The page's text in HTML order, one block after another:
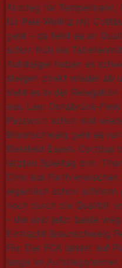
Abstieg für Tempelmann,
für Pele Wollitz mit
geht – da fehlt es an
schon früh ins
Aufsteiger haben es
steigen direkt wieder ab
sieht es in der
aus. Leo: Osnabrück-
Passwort schon mal
Braunschweig geht es
Bielefeld Essen. Cottbus
letzten Spieltag drin.
Dino aus Fürth
eigentlich schon schlimm
noch durch die Qualität
– die sind jetzt beide
Eintracht Braunschweig
Flo: Der FCK landet auf
lange im